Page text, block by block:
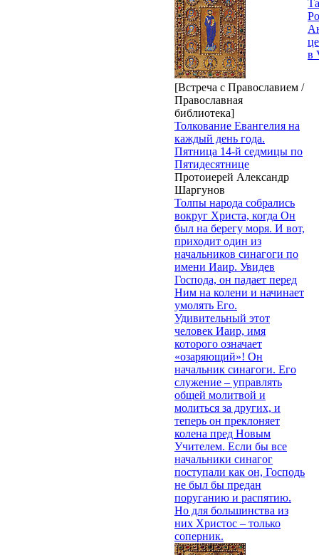
[Встреча с Православием /
Православная
библиотека]
Толкование Евангелия на
каждый день года.
Пятница 14-й седмицы по
Пятидесятнице
Протоиерей Александр
Шаргунов
Толпы народа собрались
вокруг Христа, когда Он
был на берегу моря. И вот,
приходит один из
начальников синагоги по
имени Иаир. Увидев
Господа, он падает перед
Ним на колени и начинает
умолять Его.
Удивительный этот
человек Иаир, имя
которого означает
«озаряющий»! Он
начальник синагоги. Его
служение – управлять
общей молитвой и
молиться за других, и
теперь он преклоняет
колена пред Новым
Учителем. Если бы все
начальники синагог
поступали как он, Господь
не был бы предан
поруганию и распятию.
Но для большинства из
них Христос – только
соперник.
в